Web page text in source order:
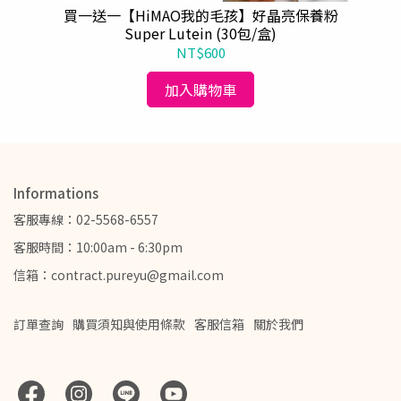
買一送一【HiMAO我的毛孩】好晶亮保養粉
Super Lutein (30包/盒)
NT$600
加入購物車
Informations
客服專線：02-5568-6557
客服時間：10:00am - 6:30pm
信箱：contract.pureyu@gmail.com
訂單查詢 購買須知與使用條款 客服信箱 關於我們